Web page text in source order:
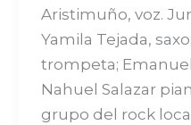
Aristimuño, voz.
Yamila Tejada,
trompeta;
Nahuel Salazar
grupo del rock